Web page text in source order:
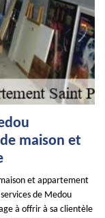
maison et
et appartement
de Medou
à offrir à sa clientèle